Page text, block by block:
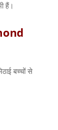
हैं।
बच्चों से